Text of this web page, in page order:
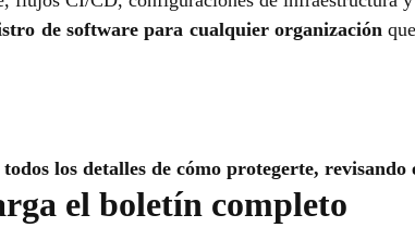
de software para cualquier organización
todos los detalles de cómo protegerte,
el boletín completo